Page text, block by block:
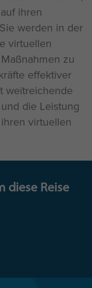
ihren
werden in der
virtuellen
zu
effektiver
weitreichende
die Leistung
virtuellen
diese Reise